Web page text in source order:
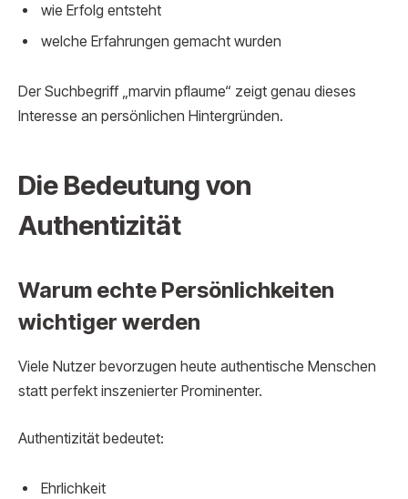
wie Erfolg entsteht
welche Erfahrungen gemacht wurden
Der Suchbegriff „marvin pflaume“ zeigt genau dieses
Interesse an persönlichen Hintergründen.
Die Bedeutung von
Authentizität
Warum echte Persönlichkeiten
wichtiger werden
Viele Nutzer bevorzugen heute authentische Menschen
statt perfekt inszenierter Prominenter.
Authentizität bedeutet:
Ehrlichkeit